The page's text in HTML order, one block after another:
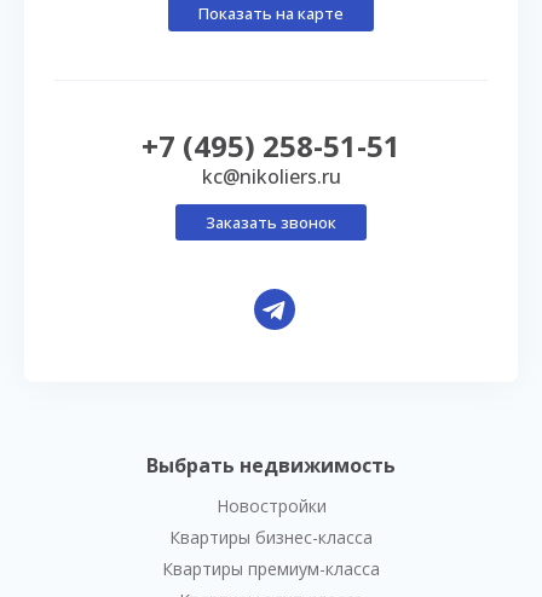
Выбрать недвижимость
Новостройки
Квартиры бизнес-класса
Квартиры премиум-класса
Показать на карте
+7 (495) 258-51-51
kc@nikoliers.ru
Заказать звонок